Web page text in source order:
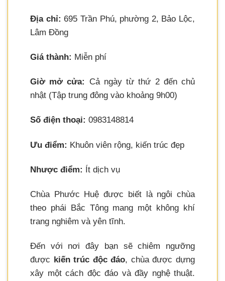
Địa chỉ: 695 Trần Phú, phường 2, Bảo Lộc,
Lâm Đồng
Giá thành: Miễn phí
Giờ mở cửa:
Cả ngày từ thứ 2 đến chủ
nhật (Tập trung đông vào khoảng 9h00)
Số điện thoại: 0983148814
Ưu điểm: Khuôn viên rộng, kiến trúc đẹp
Nhược điểm: Ít dịch vụ
Chùa Phước Huệ được biết là ngôi chùa
theo phái Bắc Tông mang một không khí
trang nghiêm và yên tĩnh.
Đến với nơi đây bạn sẽ chiêm ngưỡng
được kiến trúc độc đáo, chùa được dựng
xây một cách độc đáo và đầy nghệ thuật.